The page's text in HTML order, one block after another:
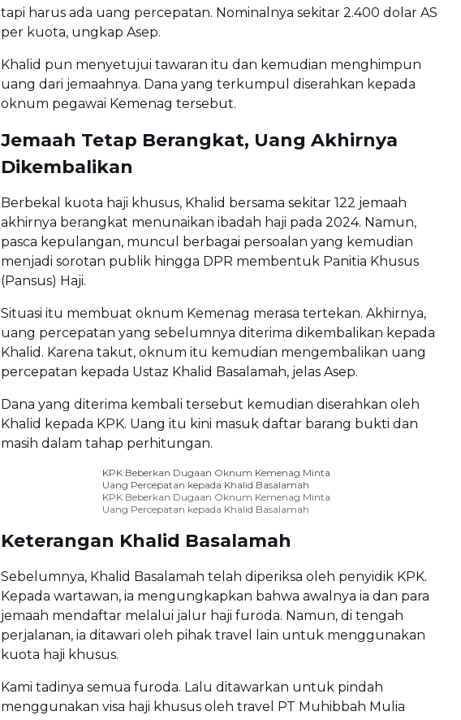
tapi harus ada uang percepatan. Nominalnya sekitar 2.400 dolar AS
per kuota, ungkap Asep.
Khalid pun menyetujui tawaran itu dan kemudian menghimpun
uang dari jemaahnya. Dana yang terkumpul diserahkan kepada
oknum pegawai Kemenag tersebut.
Jemaah Tetap Berangkat, Uang Akhirnya
Dikembalikan
Berbekal kuota haji khusus, Khalid bersama sekitar 122 jemaah
akhirnya berangkat menunaikan ibadah haji pada 2024. Namun,
pasca kepulangan, muncul berbagai persoalan yang kemudian
menjadi sorotan publik hingga DPR membentuk Panitia Khusus
(Pansus) Haji.
Situasi itu membuat oknum Kemenag merasa tertekan. Akhirnya,
uang percepatan yang sebelumnya diterima dikembalikan kepada
Khalid. Karena takut, oknum itu kemudian mengembalikan uang
percepatan kepada Ustaz Khalid Basalamah, jelas Asep.
Dana yang diterima kembali tersebut kemudian diserahkan oleh
Khalid kepada KPK. Uang itu kini masuk daftar barang bukti dan
masih dalam tahap perhitungan.
KPK Beberkan Dugaan Oknum Kemenag Minta
Uang Percepatan kepada Khalid Basalamah
KPK Beberkan Dugaan Oknum Kemenag Minta
Uang Percepatan kepada Khalid Basalamah
Keterangan Khalid Basalamah
Sebelumnya, Khalid Basalamah telah diperiksa oleh penyidik KPK.
Kepada wartawan, ia mengungkapkan bahwa awalnya ia dan para
jemaah mendaftar melalui jalur haji furoda. Namun, di tengah
perjalanan, ia ditawari oleh pihak travel lain untuk menggunakan
kuota haji khusus.
Kami tadinya semua furoda. Lalu ditawarkan untuk pindah
menggunakan visa haji khusus oleh travel PT Muhibbah Mulia